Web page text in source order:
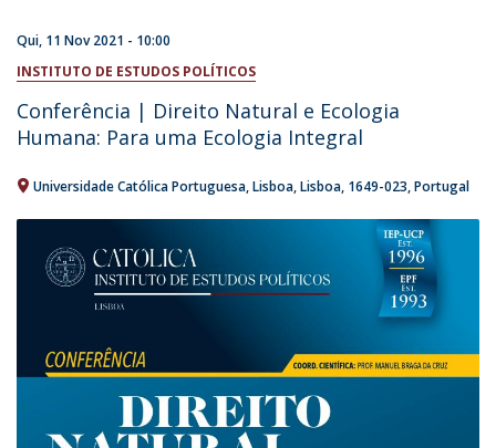
Qui, 11 Nov 2021 - 10:00
INSTITUTO DE ESTUDOS POLÍTICOS
Conferência | Direito Natural e Ecologia
Humana: Para uma Ecologia Integral
Universidade Católica Portuguesa Lisboa Lisboa 1649-023 Portugal